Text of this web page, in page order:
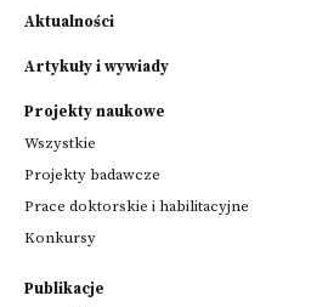
Aktualności
Artykuły i wywiady
Projekty naukowe
Wszystkie
Projekty badawcze
Prace doktorskie i habilitacyjne
Konkursy
Publikacje